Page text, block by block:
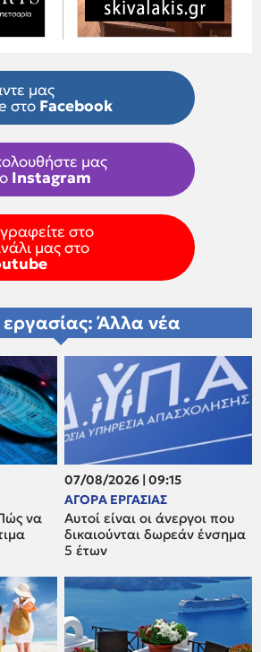
μας
στο Facebook
μας
Instagram
στο
μας στο
Άλλα νέα
να
07/08/2026 | 09:15
ΑΓΟΡΑ ΕΡΓΑΣΙΑΣ
Αυτοί είναι οι άνεργοι που
δικαιούνται δωρεάν ένσημα
5 έτων